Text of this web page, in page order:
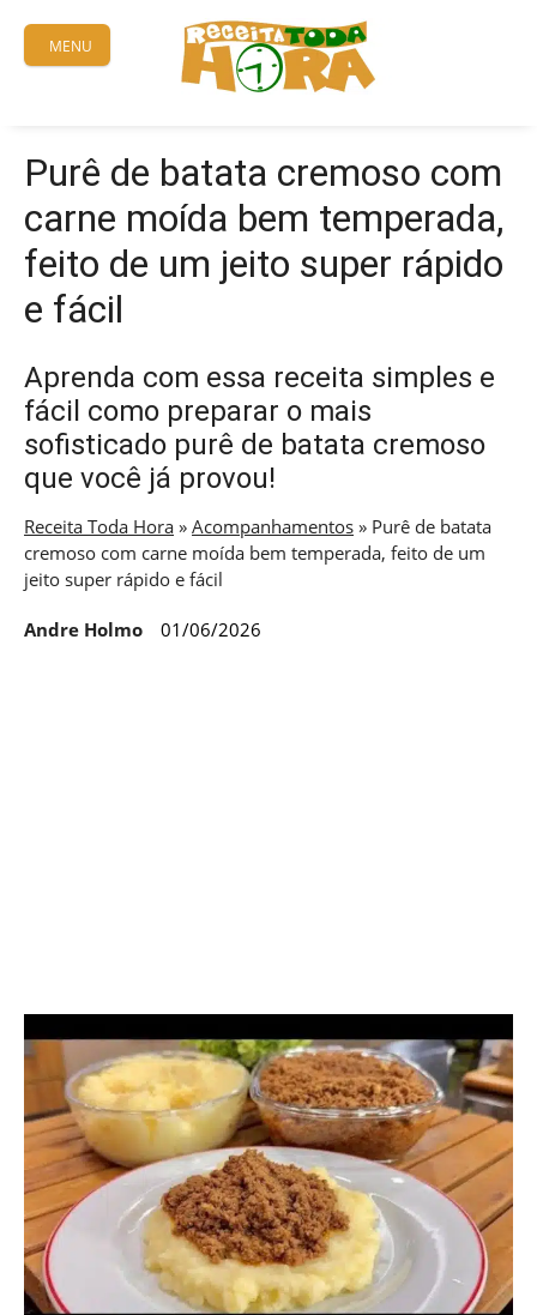
content
MENU
Purê de batata cremoso com
carne moída bem temperada,
feito de um jeito super rápido
e fácil
Aprenda com essa receita simples e
fácil como preparar o mais
sofisticado purê de batata cremoso
que você já provou!
Receita Toda Hora » Acompanhamentos » Purê de batata
cremoso com carne moída bem temperada, feito de um
jeito super rápido e fácil
Andre Holmo 01/06/2026